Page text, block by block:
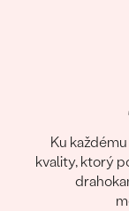
Ku
kvality, ktorý